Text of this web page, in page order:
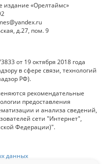
издание «Орелтаймс»
д.27, пом. 9
от 19 октября 2018 года
в сфере связи, технологий
РФ).
рекомендательные
предоставления
и анализа сведений,
сети "Интернет",
Федерации)".
данных